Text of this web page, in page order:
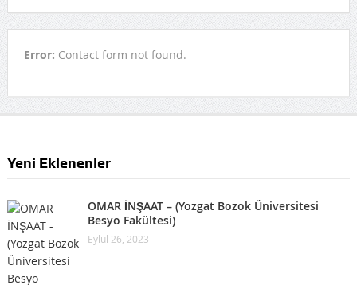
Error: Contact form not found.
Yeni Eklenenler
OMAR İNŞAAT – (Yozgat Bozok Üniversitesi
Besyo Fakültesi)
Eylül 26, 2023